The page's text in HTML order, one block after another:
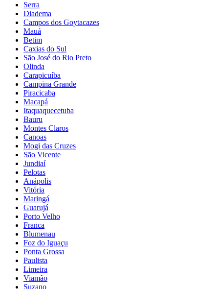
Serra
Diadema
Campos dos Goytacazes
Mauá
Betim
Caxias do Sul
São José do Rio Preto
Olinda
Carapicuíba
Campina Grande
Piracicaba
Macapá
Itaquaquecetuba
Bauru
Montes Claros
Canoas
Mogi das Cruzes
São Vicente
Jundiaí
Pelotas
Anápolis
Vitória
Maringá
Guarujá
Porto Velho
Franca
Blumenau
Foz do Iguaçu
Ponta Grossa
Paulista
Limeira
Viamão
Suzano